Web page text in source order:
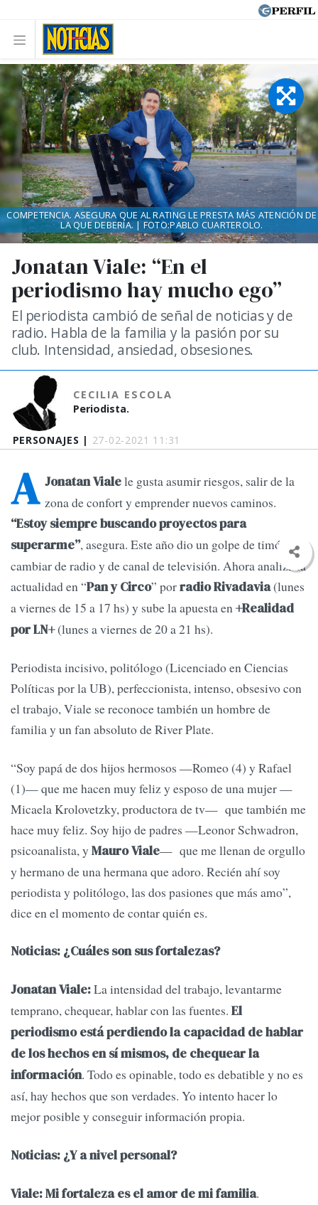
PERSONAJES | 27-02-2021 11:31
Jonatan Viale: “En el
periodismo hay mucho ego”
El periodista cambió de señal de noticias y de
radio. Habla de la familia y la pasión por su
club. Intensidad, ansiedad, obsesiones.
CECILIA ESCOLA
Periodista.
COMPETENCIA. ASEGURA QUE AL RATING LE PRESTA MÁS ATENCIÓN DE
LA QUE DEBERÍA. | FOTO:PABLO CUARTEROLO.
A Jonatan Vialele gusta asumir riesgos, salir de la
zona de confort y emprender nuevos caminos.
“Estoy siempre buscando proyectos para
superarme”, asegura. Este año dio un golpe de timón al
cambiar de radio y de canal de televisión. Ahora analiza la
actualidad en “Pan y Circo” porradio Rivadavia(lunes
a viernes de 15 a 17 hs) y sube la apuesta en+Realidad
por LN+(lunes a viernes de 20 a 21 hs).
Periodista incisivo, politólogo (Licenciado en Ciencias
Políticas por la UB), perfeccionista, intenso, obsesivo con
el trabajo, Viale se reconoce también un hombre de
familia y un fan absoluto de River Plate.
“Soy papá de dos hijos hermosos —Romeo (4) y Rafael
(1)— que me hacen muy feliz y esposo de una mujer —
Micaela Krolovetzky, productora de tv— que también me
hace muy feliz. Soy hijo de padres —Leonor Schwadron,
psicoanalista, y Mauro Viale— que me llenan de orgullo
y hermano de una hermana que adoro. Recién ahí soy
periodista y politólogo, las dos pasiones que más amo”,
dice en el momento de contar quién es.
Noticias: ¿Cuáles son sus fortalezas?
Jonatan Viale:La intensidad del trabajo, levantarme
temprano, chequear, hablar con las fuentes. El
periodismo está perdiendo la capacidad de hablar
de los hechos en sí mismos, de chequear la
información. Todo es opinable, todo es debatible y no es
así, hay hechos que son verdades. Yo intento hacer lo
mejor posible y conseguir información propia.
Noticias: ¿Y a nivel personal?
Viale: Mi fortaleza es el amor de mi familia.